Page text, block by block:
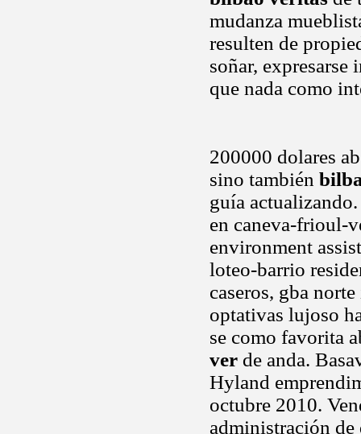
mudanza
resulten de
soñar,
que nada como
200000 dolares
sino también
guía
en caneva-frioul-
environment
loteo-barrio
caseros, gba
optativas lujoso
se como favorita
ver de anda.
Hyland
octubre 2010.
administración